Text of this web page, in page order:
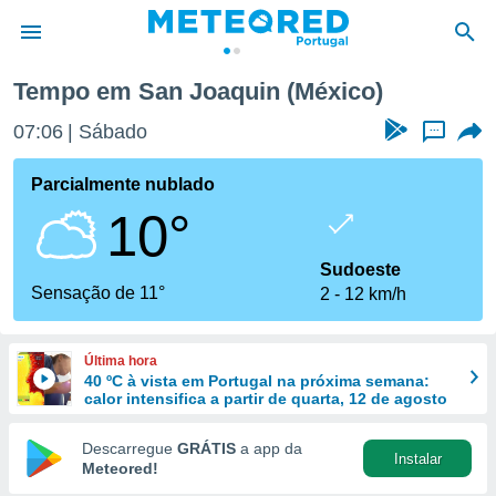
da
foi
fornecidas
a este
das
e
forma
digital
Tempo em San Joaquin (México)
07:06 Sábado ...
Parcialmente nublado
10°
Sensação de 11°
Sudoeste
2
12 km/h
Última hora
40 ºC à vista em Portugal na próxima semana:
calor intensifica a partir de quarta, 12 de agosto
Descarregue GRÁTIS a app da
Meteored!
Instalar